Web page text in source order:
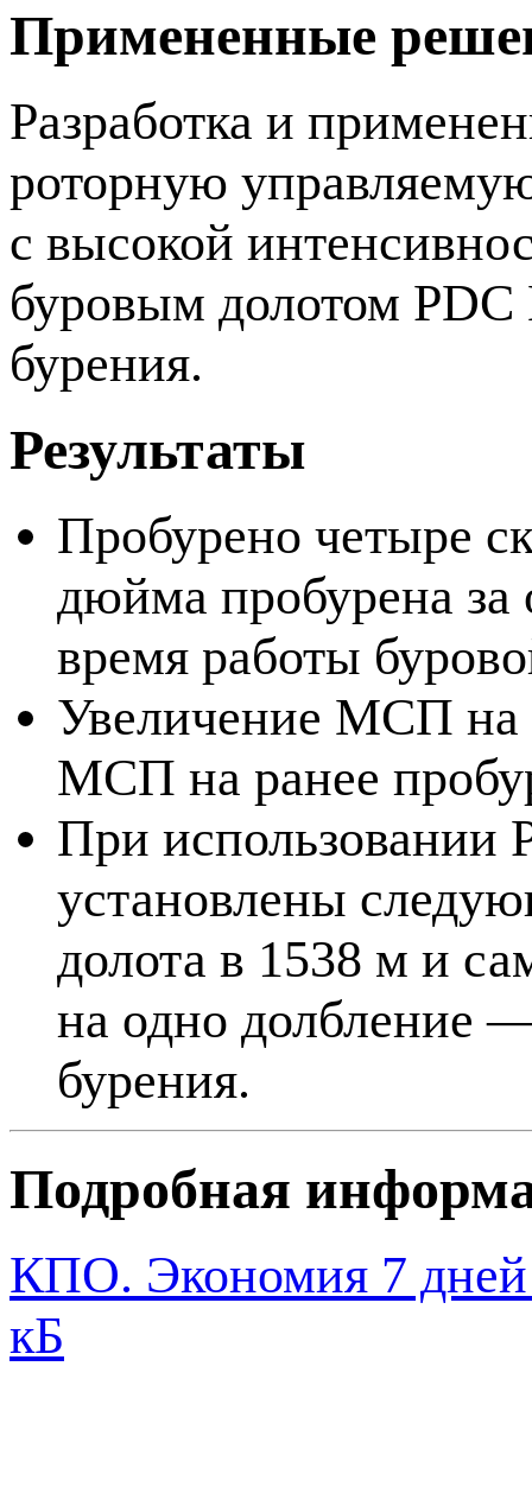
Примененные
Разработка и
роторную
с высокой
буровым долотом
бурения.
Результаты
Пробурено четыре
дюйма пробурена за
время работы
Увеличение МСП на
МСП на ранее
При
установлены
долота в 1538 м и
на одно долбление
бурения.
Подробная
КПО. Экономия 7 дней
кБ